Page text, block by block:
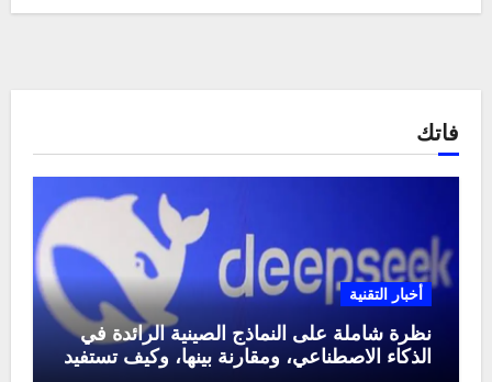
فاتك
أخبار التقنية
نظرة شاملة على النماذج الصينية الرائدة في
الذكاء الاصطناعي، ومقارنة بينها، وكيف تستفيد